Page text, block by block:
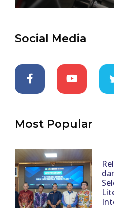
Social Media
Most Popular